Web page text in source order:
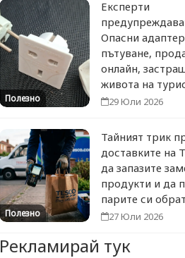
Полезно
Експерти
Опасни
пътуване,
онлайн,
живота на
29 Юли 2026
Полезно
Тайният трик
доставките на
да запазите
продукти и да
парите си
27 Юли 2026
Рекламирай тук